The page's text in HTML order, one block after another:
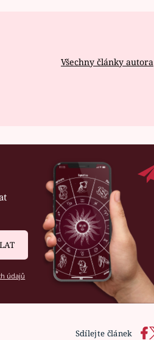
Všechny články autora
údajů
Sdílejte článek